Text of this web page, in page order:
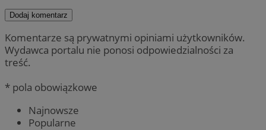
Dodaj komentarz
Komentarze są prywatnymi opiniami użytkowników.
Wydawca portalu nie ponosi odpowiedzialności za
treść.
* pola obowiązkowe
Najnowsze
Popularne